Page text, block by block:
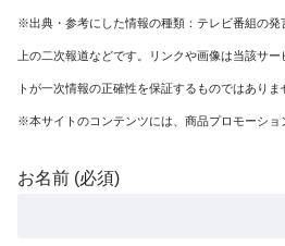
※出典・参考にした情報の種類：テレビ番組の発
上の二次報道などです。リンクや画像は当該サ
トが一次情報の正確性を保証するものではありま
※本サイトのコンテンツには、商品プロモーショ
お名前 (必須)